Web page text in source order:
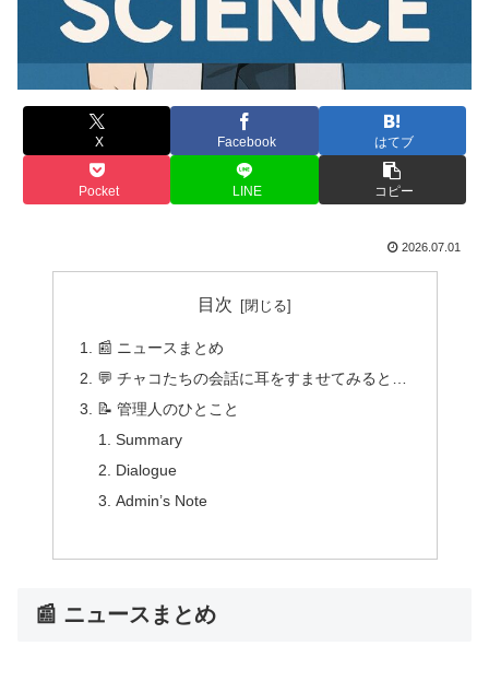
X Facebook はてブ
Pocket LINE コピー
2026.07.01
目次
📰 ニュースまとめ
💬 チャコたちの会話に耳をすませてみると…
📝 管理人のひとこと
Summary
Dialogue
Admin’s Note
📰 ニュースまとめ